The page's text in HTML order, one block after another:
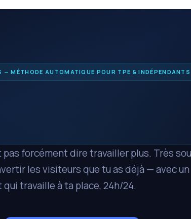
— MÉTHODE AUTOMATIQUE POUR TPE & INDÉPENDANTS
pas forcément dire travailler plus. Très
les visiteurs que tu as déjà — avec un
travaille à ta place, 24h/24.